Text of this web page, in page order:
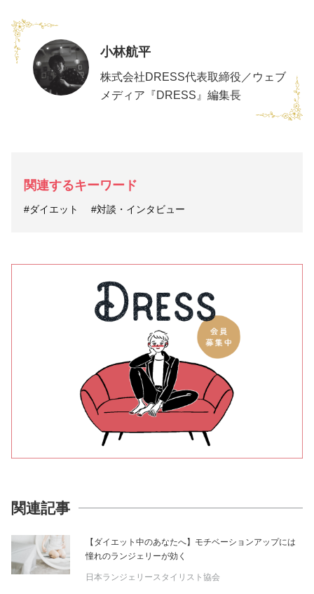
小林航平
株式会社DRESS代表取締役／ウェブ
メディア『DRESS』編集長
関連するキーワード
#ダイエット #対談・インタビュー
関連記事
【ダイエット中のあなたへ】モチベーションアップには
憧れのランジェリーが効く
日本ランジェリースタイリスト協会